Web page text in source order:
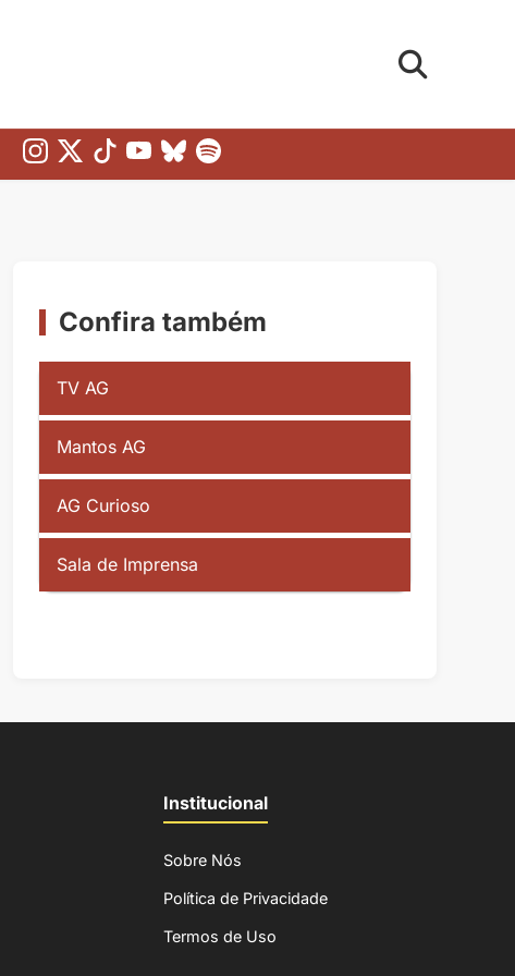
Confira também
TV AG
Mantos AG
AG Curioso
Sala de Imprensa
Institucional
Sobre Nós
Política de Privacidade
Termos de Uso